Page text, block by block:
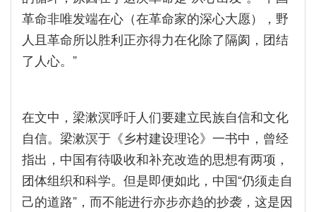
革命非唯发端在心（在革命家的深心大愿），野
人且革命所以胜利正亦得力在化除了隔阂，团结
了人心。”
在文中，梁漱溟呼吁人们要建立民族自信和文化
自信。梁漱溟于《乡村建设理论》一书中，曾经
指出，中国有待吸收和补充改造的思想有两项，
团体组织和科学。但是即便如此，中国“仍须走自
己的道路”，而不能进行亦步亦趋的抄袭，这是因